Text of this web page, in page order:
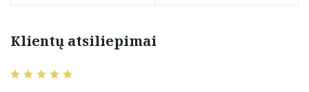
Klientų atsiliepimai